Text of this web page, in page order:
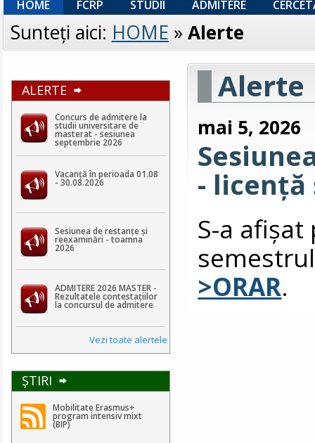
HOME FCRP STUDII ADMITERE
Sunteţi aici: HOME » Alerte
ALERTE
Concurs de admitere la
studii universitare de
masterat - sesiunea
septembrie 2026
Vacanță în perioada 01.08
- 30.08.2026
Sesiunea de restanțe și
reexaminări - toamna
2026
ADMITERE 2026 MASTER -
Rezultatele contestaţiilor
la concursul de admitere
Vezi toate alertele
ŞTIRI
Mobilitate Erasmus+
program intensiv mixt
(BIP)
Alerte
mai 5, 2026
- licență
S-a
>ORAR.